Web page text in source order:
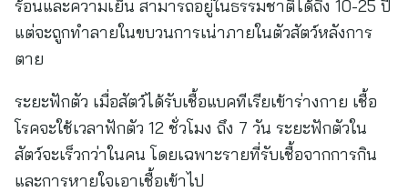
ร้อนและความเย็น สามารถอยู่ในธรรมชาติได้ถึง 10-25 ปี
แต่จะถูกทำลายในขบวนการเน่าภายในตัวสัตว์หลังการ
ตาย
ระยะฟักตัว เมื่อสัตว์ได้รับเชื้อแบคทีเรียเข้าร่างกาย เชื้อ
โรคจะใช้เวลาฟักตัว 12 ชั่วโมง ถึง 7 วัน ระยะฟักตัวใน
สัตว์จะเร็วกว่าในคน โดยเฉพาะรายที่รับเชื้อจากการกิน
และการหายใจเอาเชื้อเข้าไป